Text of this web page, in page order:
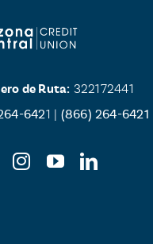
de Ruta: 322172441
6421 | (866) 264-6421